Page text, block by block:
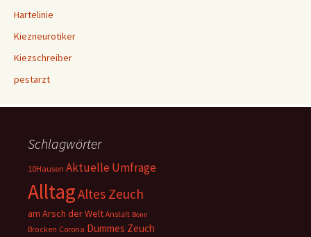
Hartelinie
Kiezneurotiker
Kiezschreiber
pestarzt
Schlagwörter
10Hausen Aktuelle Umfrage
AlltagAltes Zeuch
am Arsch der Welt Anstalt Bonn
Brocken Corona Dummes Zeuch